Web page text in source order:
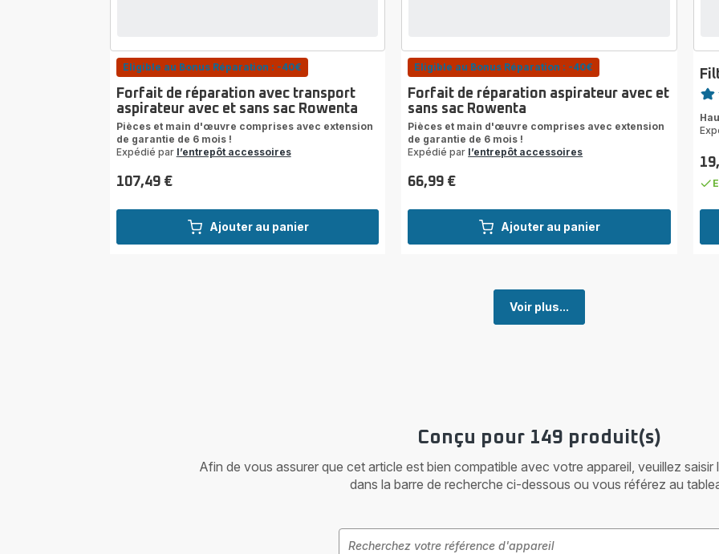
Ajouter au panier
Eligible au Bonus Réparation : -40€
Forfait de réparation avec transport
aspirateur avec et sans sac Rowenta
Pièces et main d'œuvre comprises avec extension
de garantie de 6 mois !
Expédié par l’entrepôt accessoires
Prix
107,49 €
Ajouter au panier
Eligible au Bonus Réparation : -40€
Forfait de réparation aspirateur avec et
sans sac Rowenta
Pièces et main d'œuvre comprises avec extension
de garantie de 6 mois !
Expédié par l’entrepôt accessoires
Prix
66,99 €
Note
Prix
Voir plus...
Conçu pour 149 produit(s)
Afin de vous assurer que cet article est bien compatible avec votre appareil, veuillez
dans la barre de recherche ci-dessous ou vous référez au